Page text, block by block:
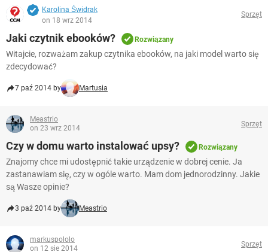
Karolina Świdrak
on 18 wrz 2014
Sprzęt
Jaki czytnik ebooków? Rozwiązany
Witajcie, rozważam zakup czytnika ebooków, na jaki model warto się
zdecydować?
7 paź 2014 by Martusia
Meastrio
on 23 wrz 2014
Sprzęt
Czy w domu warto instalować upsy? Rozwiązany
Znajomy chce mi udostępnić takie urządzenie w dobrej cenie. Ja
zastanawiam się, czy w ogóle warto. Mam dom jednorodzinny. Jakie
są Wasze opinie?
3 paź 2014 by Meastrio
markuspololo
on 12 sie 2014
Sprzęt